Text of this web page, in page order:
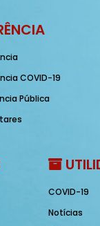
COVID-19
Pública
COVID-19
Notícias